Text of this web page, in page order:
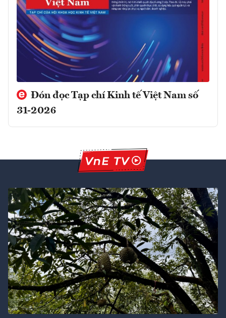
Đón đọc Tạp chí Kinh tế Việt Nam số
31-2026